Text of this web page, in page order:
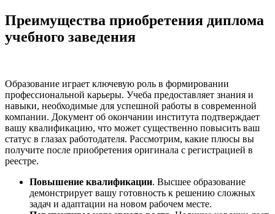
Преимущества приобретения диплома
учебного заведения
Образование играет ключевую роль в формировании
профессиональной карьеры. Учеба предоставляет знания и
навыки, необходимые для успешной работы в современной
компании. Документ об окончании института подтверждает
вашу квалификацию, что может существенно повысить ваш
статус в глазах работодателя. Рассмотрим, какие плюсы вы
получите после приобретения оригинала с регистрацией в
реестре.
Повышение квалификации. Высшее образование
демонстрирует вашу готовность к решению сложных
задач и адаптации на новом рабочем месте.